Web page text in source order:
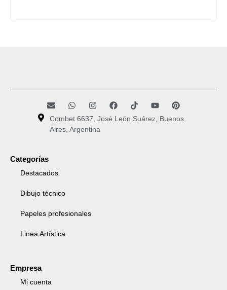
Combet 6637, José León Suárez, Buenos
Aires, Argentina
Categorías
Destacados
Dibujo técnico
Papeles profesionales
Linea Artística
Empresa
Mi cuenta